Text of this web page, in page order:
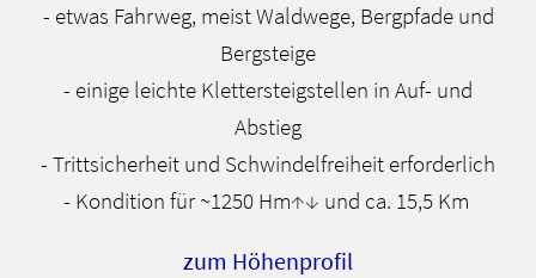
- etwas Fahrweg, meist Waldwege, Bergpfade und
Bergsteige
- einige leichte Klettersteigstellen in Auf- und
Abstieg
- Trittsicherheit und Schwindelfreiheit erforderlich
- Kondition für ~1250 Hm↑↓ und ca. 15,5 Km
zum Höhenprofil